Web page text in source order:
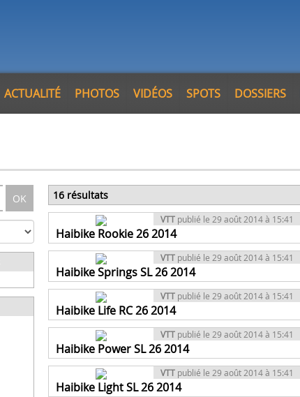
ACTUALITÉ PHOTOS VIDÉOS SPOTS DOSSIERS
OK 16 résultats
VTT publié le 29 août 2014 à 15:41
Haibike Rookie 26 2014
VTT publié le 29 août 2014 à 15:41
Haibike Springs SL 26 2014
VTT publié le 29 août 2014 à 15:41
Haibike Life RC 26 2014
VTT publié le 29 août 2014 à 15:41
Haibike Power SL 26 2014
VTT publié le 29 août 2014 à 15:41
Haibike Light SL 26 2014